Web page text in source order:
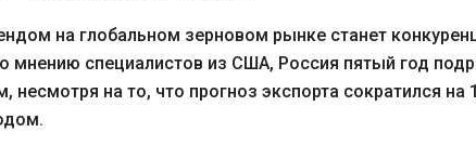
на глобальном зерновом рынке станет
мнению специалистов из США, Россия пятый год
несмотря на то, что прогноз экспорта сократился